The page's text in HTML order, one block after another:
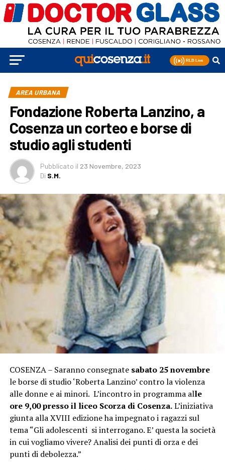
AREA URBANA
Fondazione Roberta Lanzino, a
Cosenza un corteo e borse di
studio agli studenti
Pubblicato il 23 Novembre, 2023
Di S.M.
COSENZA – Saranno consegnate sabato 25 novembre
le borse di studio ‘Roberta Lanzino’ contro la violenza
alle donne e ai minori. L’incontro in programma alle
ore 9,00 presso il liceo Scorza di Cosenza.L’iniziativa
giunta alla XVIII edizione ha impegnato i ragazzi sul
tema “Gli adolescenti si interrogano. E’ questa la società
in cui vogliamo vivere? Analisi dei punti di orza e dei
punti di debolezza.”